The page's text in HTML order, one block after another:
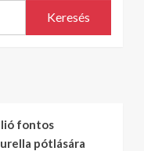
Keresés
fontos
pótlására